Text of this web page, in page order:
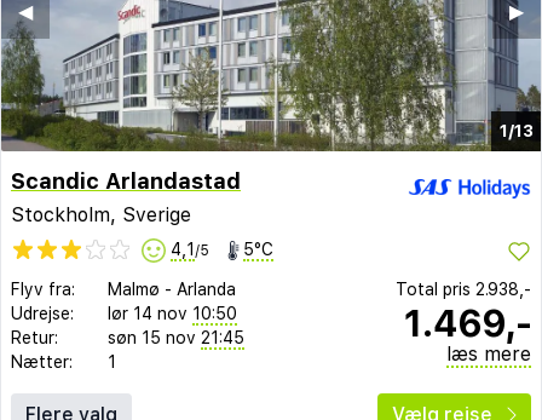
1/13
▶︎
◀︎
Scandic Arlandastad
Stockholm, Sverige
4,1 /5 5°C
Flyv fra: Malmø - Arlanda
Udrejse:
lør 14 nov 10:50
Retur:
søn 15 nov 21:45
Nætter:
1
Total pris 2.938,-
1.469,-
læs mere
Flere valg Vælg rejse